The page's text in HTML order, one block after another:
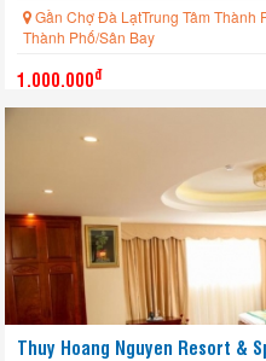
Gần Chợ Đà LạtTrung Tâm Thành
Thành Phố/Sân Bay
1.000.000đ
Thuy Hoang Nguyen Resort &